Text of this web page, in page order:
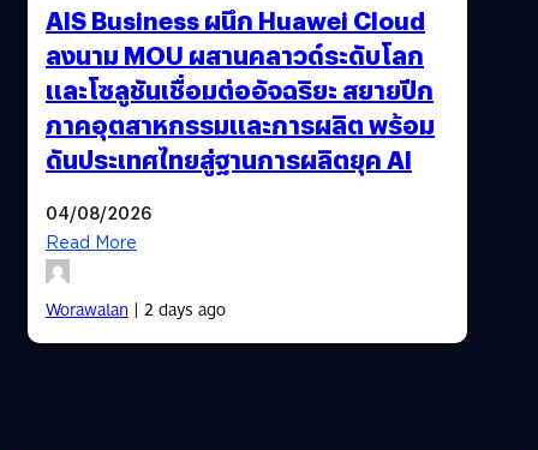
AIS Business ผนึก Huawei Cloud
ลงนาม MOU ผสานคลาวด์ระดับโลก
และโซลูชันเชื่อมต่ออัจฉริยะ สยายปีก
ภาคอุตสาหกรรมและการผลิต พร้อม
ดันประเทศไทยสู่ฐานการผลิตยุค AI
04/08/2026
Read More
Worawalan| 2 days ago